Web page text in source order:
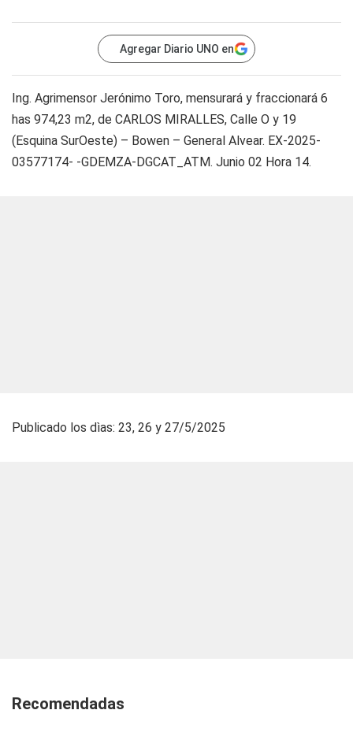
Agregar Diario UNO en
Ing. Agrimensor Jerónimo Toro, mensurará y fraccionará 6
has 974,23 m2, de CARLOS MIRALLES, Calle O y 19
(Esquina SurOeste) – Bowen – General Alvear. EX-2025-
03577174- -GDEMZA-DGCAT_ATM. Junio 02 Hora 14.
Publicado los dìas: 23, 26 y 27/5/2025
Recomendadas